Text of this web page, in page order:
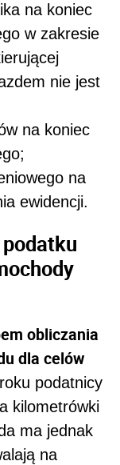
na koniec
w zakresie
nie jest
na koniec
na
ewidencji.
obliczania
dla celów
podatnicy
kilometrówki
ma jednak
na